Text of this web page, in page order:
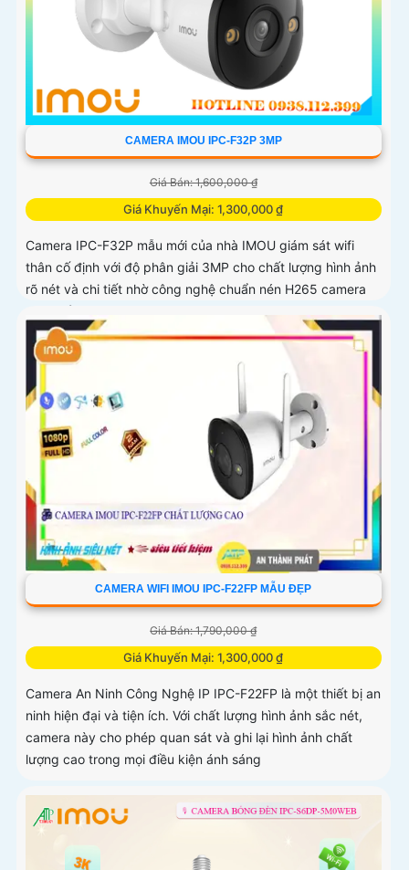
CAMERA IMOU IPC-F32P 3MP
Giá Bán: 1,600,000 ₫
Giá Khuyến Mại: 1,300,000 ₫
Camera IPC-F32P mẫu mới của nhà IMOU giám sát wifi
thân cố định với độ phân giải 3MP cho chất lượng hình ảnh
rõ nét và chi tiết nhờ công nghệ chuẩn nén H265 camera
CAMERA WIFI IMOU IPC-F22FP MẪU ĐẸP
Giá Bán: 1,790,000 ₫
Giá Khuyến Mại: 1,300,000 ₫
Camera An Ninh Công Nghệ IP IPC-F22FP là một thiết bị an
ninh hiện đại và tiện ích. Với chất lượng hình ảnh sắc nét,
camera này cho phép quan sát và ghi lại hình ảnh chất
lượng cao trong mọi điều kiện ánh sáng